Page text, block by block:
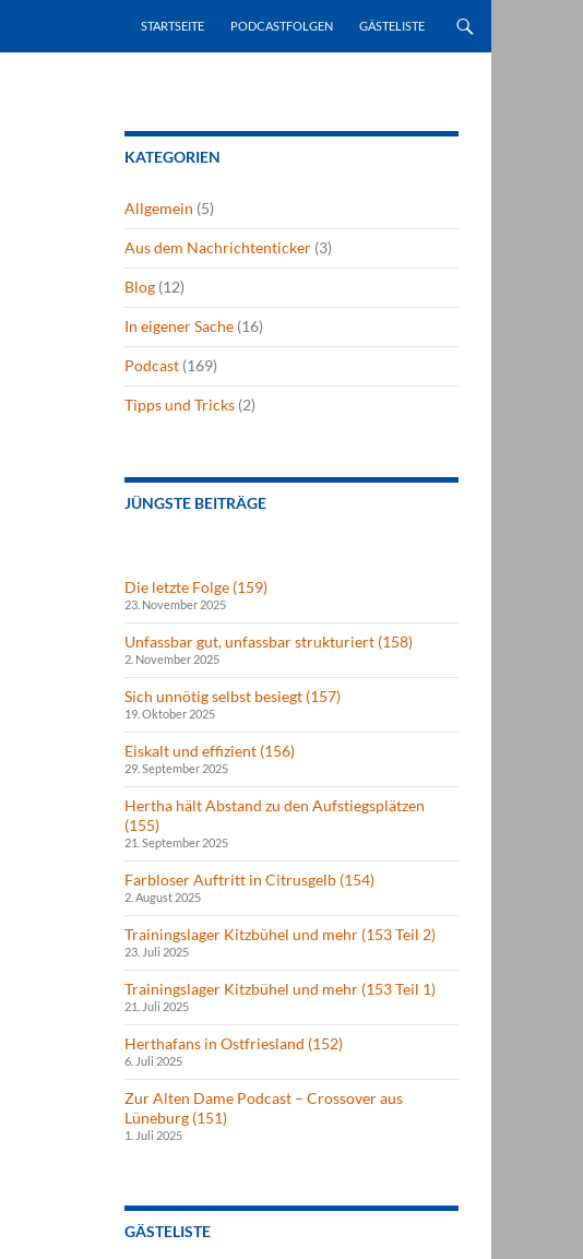
STARTSEITE PODCASTFOLGEN GÄSTELISTE
KATEGORIEN
Allgemein (5)
Aus dem Nachrichtenticker (3)
Blog (12)
In eigener Sache (16)
Podcast (169)
Tipps und Tricks (2)
JÜNGSTE BEITRÄGE
Die letzte Folge (159)
23. November 2025
Unfassbar gut, unfassbar strukturiert (158)
2. November 2025
Sich unnötig selbst besiegt (157)
19. Oktober 2025
Eiskalt und effizient (156)
29. September 2025
Hertha hält Abstand zu den Aufstiegsplätzen
(155)
21. September 2025
Farbloser Auftritt in Citrusgelb (154)
2. August 2025
Trainingslager Kitzbühel und mehr (153 Teil 2)
23. Juli 2025
Trainingslager Kitzbühel und mehr (153 Teil 1)
21. Juli 2025
Herthafans in Ostfriesland (152)
6. Juli 2025
Zur Alten Dame Podcast – Crossover aus
Lüneburg (151)
1. Juli 2025
GÄSTELISTE